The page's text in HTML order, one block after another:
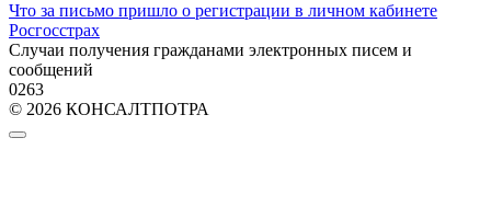
Что за письмо пришло о регистрации в личном кабинете
Росгосстрах
Случаи получения гражданами электронных писем и
сообщений
0263
© 2026 КОНСАЛТПОТРА